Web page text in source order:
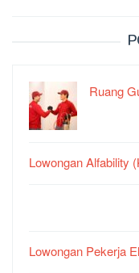
Ruang
Lowongan Alfability
Lowongan Pekerja